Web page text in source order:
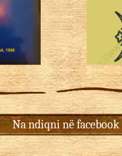
Na ndiqni në facebook